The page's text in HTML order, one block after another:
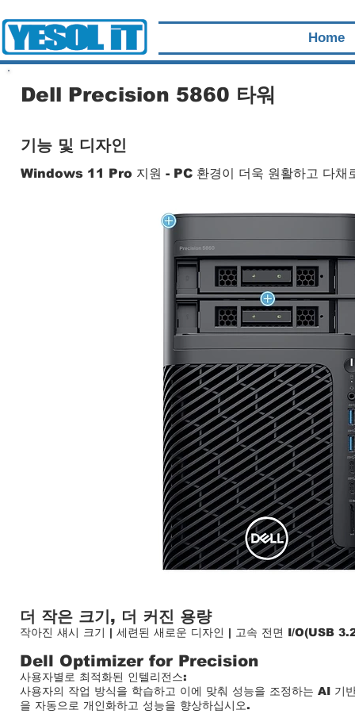
Home
Dell Precision 5860 타워
기능 및 디자인
Windows 11 Pro 지원 - PC 환경이 더욱 원활하고 다채
더 작은 크기, 더 커진 용량
작아진 섀시 크기 | 세련된 새로운 디자인 | 고속 전면 I/O(USB
Dell Optimizer for Precision
사용자별로 최적화된 인텔리전스:
사용자의 작업 방식을 학습하고 이에 맞춰 성능을 조정하는 AI
을 자동으로 개인화하고 성능을 향상하십시오.